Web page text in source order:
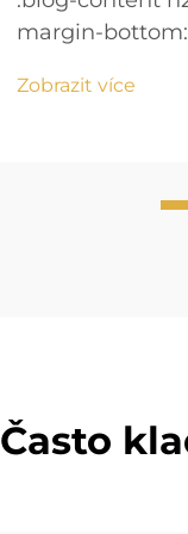
margin-bottom:
height: normal;
Zobrazit více
Často